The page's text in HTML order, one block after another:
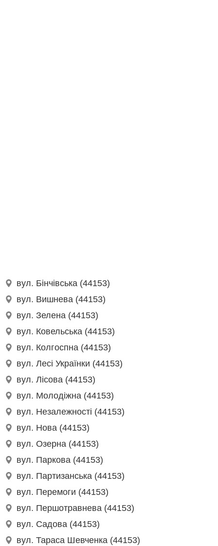
вул. Бінчівська (44153)
вул. Вишнева (44153)
вул. Зелена (44153)
вул. Ковельська (44153)
вул. Колгоспна (44153)
вул. Лесі Українки (44153)
вул. Лісова (44153)
вул. Молодіжна (44153)
вул. Незалежності (44153)
вул. Нова (44153)
вул. Озерна (44153)
вул. Паркова (44153)
вул. Партизанська (44153)
вул. Перемоги (44153)
вул. Першотравнева (44153)
вул. Садова (44153)
вул. Тараса Шевченка (44153)